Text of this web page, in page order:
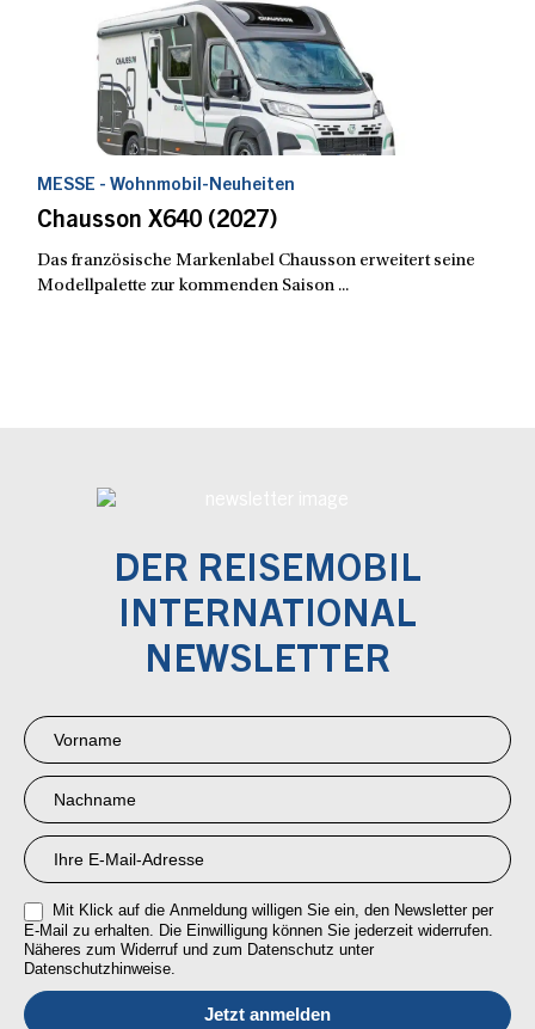
MESSE - Wohnmobil-Neuheiten
Chausson X640 (2027)
Das französische Markenlabel Chausson erweitert seine
Modellpalette zur kommenden Saison ...
DER REISEMOBIL
INTERNATIONAL
NEWSLETTER
Newsletter
Anmeldung
RMI
Mit Klick auf die Anmeldung willigen Sie ein, den Newsletter per
E-Mail zu erhalten. Die Einwilligung können Sie jederzeit widerrufen.
Näheres zum Widerruf und zum Datenschutz unter
Datenschutzhinweise.